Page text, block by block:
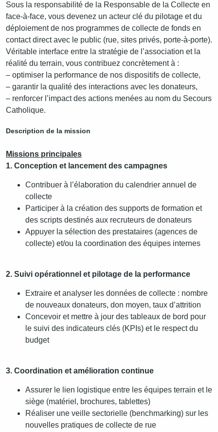
Sous la responsabilité de la Responsable de la Collecte en
face-à-face, vous devenez un acteur clé du pilotage et du
déploiement de nos programmes de collecte de fonds en
contact direct avec le public (rue, sites privés, porte-à-porte).
Véritable interface entre la stratégie de l’association et la
réalité du terrain, vous contribuez concrètement à :
– optimiser la performance de nos dispositifs de collecte,
– garantir la qualité des interactions avec les donateurs,
– renforcer l’impact des actions menées au nom du Secours
Catholique.
Description de la mission
Missions principales
1. Conception et lancement des campagnes
Contribuer à l’élaboration du calendrier annuel de
collecte
Participer à la création des supports de formation et
des scripts destinés aux recruteurs de donateurs
Appuyer la sélection des prestataires (agences de
collecte) et/ou la coordination des équipes internes
2. Suivi opérationnel et pilotage de la performance
Extraire et analyser les données de collecte : nombre
de nouveaux donateurs, don moyen, taux d’attrition
Concevoir et mettre à jour des tableaux de bord pour
le suivi des indicateurs clés (KPIs) et le respect du
budget
3. Coordination et amélioration continue
Assurer le lien logistique entre les équipes terrain et le
siège (matériel, brochures, tablettes)
Réaliser une veille sectorielle (benchmarking) sur les
nouvelles pratiques de collecte de rue